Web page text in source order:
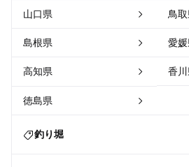
山口県 鳥
島根県 愛媛
高知県 香川
徳島県
釣り堀